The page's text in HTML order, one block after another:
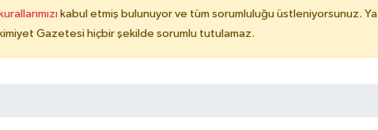
kabul etmiş bulunuyor ve tüm sorumluluğu üstleniyorsunuz.
Gazetesi hiçbir şekilde sorumlu tutulamaz.